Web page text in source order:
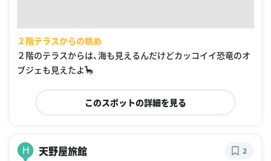
２階テラスからの眺め
２階のテラスからは、海も見えるんだけどカッコイイ恐竜のオ
ブジェも見えたよ🦕
このスポットの詳細を見る
H 天野屋旅館 2